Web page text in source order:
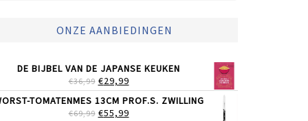
ONZE AANBIEDINGEN
DE BIJBEL VAN DE JAPANSE KEUKEN
€36,99 OORSPRONKELIJKE
PRIJS
WAS:
€36,99.
€29,99HUIDIGE
PRIJS
IS:
€29,99.
TOMATENMES 13CM PROF.S. ZWILLING
€69,99 OORSPRONKELIJKE
€55,99HUIDIGE